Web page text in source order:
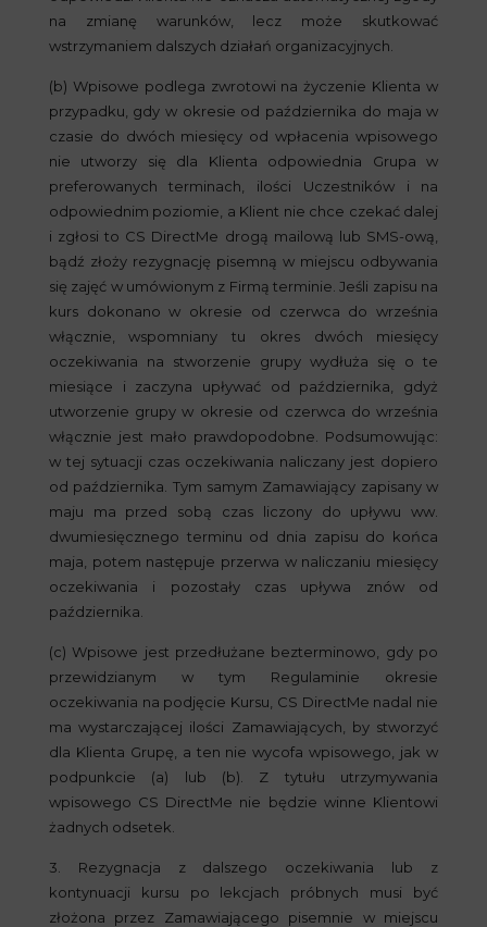
na zmianę warunków, lecz może skutkować
wstrzymaniem dalszych działań organizacyjnych.
(b) Wpisowe podlega zwrotowi na życzenie Klienta w
przypadku, gdy w okresie od października do maja w
czasie do dwóch miesięcy od wpłacenia wpisowego
nie utworzy się dla Klienta odpowiednia Grupa w
preferowanych terminach, ilości Uczestników i na
odpowiednim poziomie, a Klient nie chce czekać dalej
i zgłosi to CS DirectMe drogą mailową lub SMS-ową,
bądź złoży rezygnację pisemną w miejscu odbywania
się zajęć w umówionym z Firmą terminie. Jeśli zapisu na
kurs dokonano w okresie od czerwca do września
włącznie, wspomniany tu okres dwóch miesięcy
oczekiwania na stworzenie grupy wydłuża się o te
miesiące i zaczyna upływać od października, gdyż
utworzenie grupy w okresie od czerwca do września
włącznie jest mało prawdopodobne. Podsumowując:
w tej sytuacji czas oczekiwania naliczany jest dopiero
od października. Tym samym Zamawiający zapisany w
maju ma przed sobą czas liczony do upływu ww.
dwumiesięcznego terminu od dnia zapisu do końca
maja, potem następuje przerwa w naliczaniu miesięcy
oczekiwania i pozostały czas upływa znów od
października.
(c) Wpisowe jest przedłużane bezterminowo , gdy po
przewidzianym w tym Regulaminie okresie
oczekiwania na podjęcie Kursu, CS DirectMe nadal nie
ma wystarczającej ilości Zamawiających, by stworzyć
dla Klienta Grupę, a ten nie wycofa wpisowego, jak w
podpunkcie (a) lub (b). Z tytułu utrzymywania
wpisowego CS DirectMe nie będzie winne Klientowi
żadnych odsetek.
3. Rezygnacja z dalszego oczekiwania lub z
kontynuacji kursu po lekcjach próbnych musi być
złożona przez Zamawiającego pisemnie w miejscu